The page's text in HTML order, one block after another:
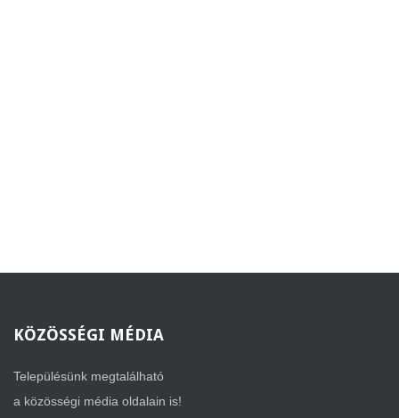
KÖZÖSSÉGI MÉDIA
Településünk megtalálható
a közösségi média oldalain is!